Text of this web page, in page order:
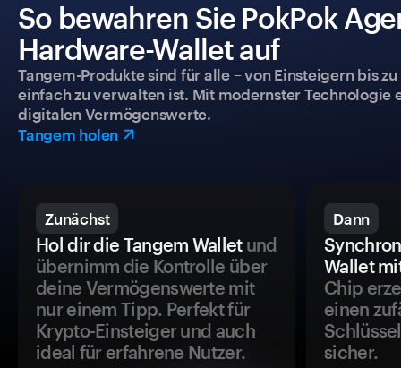
So bewahren Sie PokPok
Hardware-Wallet auf
Tangem-Produkte sind für alle – von Einsteigern bis
einfach zu verwalten ist. Mit modernster
digitalen Vermögenswerte.
Tangem holen
Zunächst
Hol dir die Tangem Walletund
übernimm die Kontrolle über
deine Vermögenswerte mit
nur einem Tipp. Perfekt für
Krypto-Einsteiger und auch
ideal für erfahrene Nutzer.
Dann
Wallet
Chip
einen
sicher.